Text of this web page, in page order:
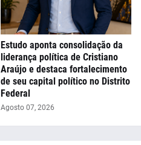
Estudo aponta consolidação da
liderança política de Cristiano
Araújo e destaca fortalecimento
de seu capital político no Distrito
Federal
Agosto 07, 2026